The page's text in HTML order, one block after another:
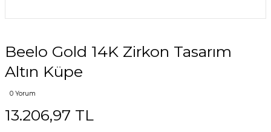
Beelo Gold 14K Zirkon Tasarım
Altın Küpe
0 Yorum
13.206,97 TL